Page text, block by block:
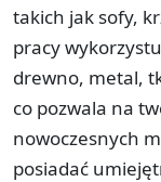
takich jak sofy,
pracy
drewno, metal,
co pozwala na
nowoczesnych
posiadać